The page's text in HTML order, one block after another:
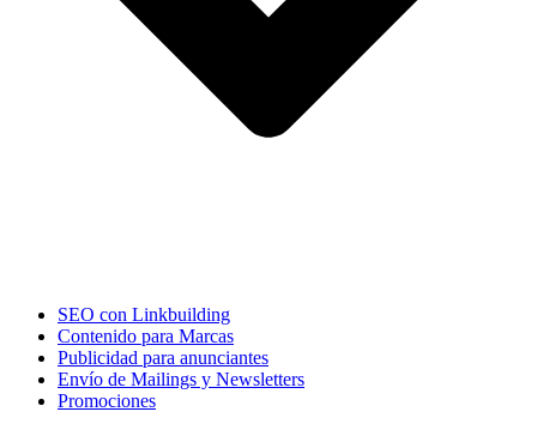
SEO con Linkbuilding
Contenido para Marcas
Publicidad para anunciantes
Envío de Mailings y Newsletters
Promociones